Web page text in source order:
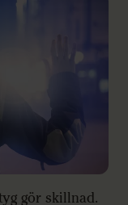
gör skillnad.